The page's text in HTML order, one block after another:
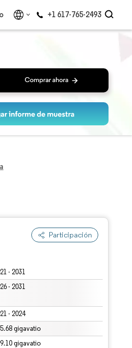
+1 617-765-2493
Participación
- 2031
- 2031
- 2024
gigavatio
gigavatio